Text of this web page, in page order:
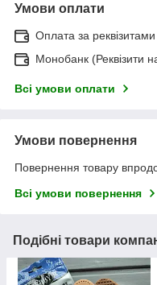
Умови оплати
Оплата за реквізитами
Монобанк (Реквізити
Всі умови оплати
Умови повернення
Повернення товару
Всі умови повернення
Подібні товари